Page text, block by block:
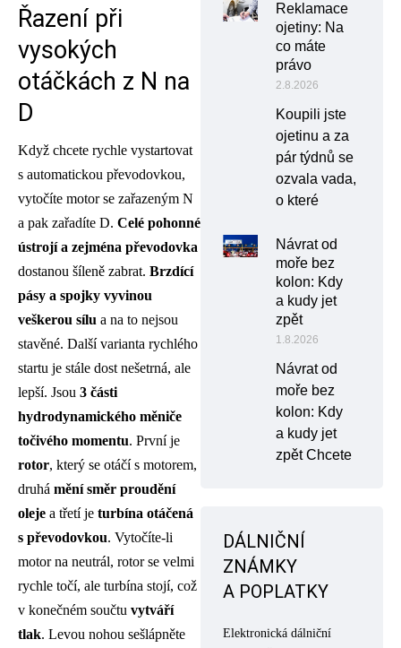
Řazení při
vysokých
otáčkách z N na
D
Když chcete rychle vystartovat
s automatickou převodovkou,
vytočíte motor se zařazeným N
a pak zařadíte D. Celé pohonné
ústrojí a zejména převodovka
dostanou šíleně zabrat. Brzdící
pásy a spojky vyvinou
veškerou sílu a na to nejsou
stavěné. Další varianta rychlého
startu je stále dost nešetrná, ale
lepší. Jsou 3 části
hydrodynamického měniče
točivého momentu. První je
rotor, který se otáčí s motorem,
druhá mění směr proudění
oleje a třetí je turbína otáčená
s převodovkou. Vytočíte-li
motor na neutrál, rotor se velmi
rychle točí, ale turbína stojí, což
v konečném součtu vytváří
tlak. Levou nohou sešlápněte
Reklamace
ojetiny: Na
co máte
právo
2.8.2026
Koupili jste
ojetinu a za
pár týdnů se
ozvala vada,
o které
Návrat od
moře bez
kolon: Kdy
a kudy jet
zpět
1.8.2026
Návrat od
moře bez
kolon: Kdy
a kudy jet
zpět Chcete
DÁLNIČNÍ
ZNÁMKY
A POPLATKY
Elektronická dálniční